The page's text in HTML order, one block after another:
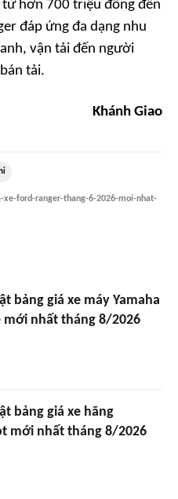
hơn 700 triệu đồng đến
đáp ứng đa dạng nhu
vận tải đến người
tải.
Khánh Giao
ford-ranger-thang-6-2026-moi-nhat-
bảng giá xe máy Yamaha
mới nhất tháng 8/2026
bảng giá xe hãng
mới nhất tháng 8/2026